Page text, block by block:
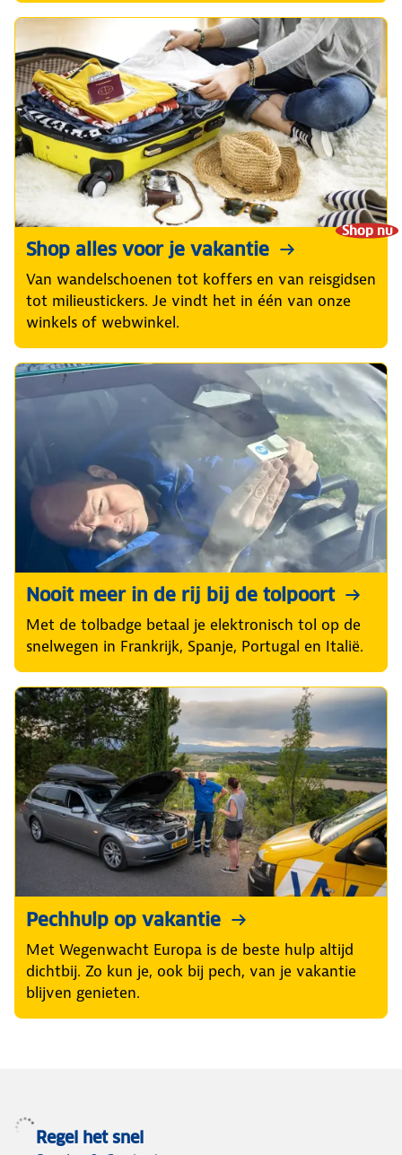
Shop nu
Shop alles voor je vakantie
Van wandelschoenen tot koffers en van reisgidsen
tot milieustickers. Je vindt het in één van onze
winkels of webwinkel.
Nooit meer in de rij bij de tolpoort
Met de tolbadge betaal je elektronisch tol op de
snelwegen in Frankrijk, Spanje, Portugal en Italië.
Pechhulp op vakantie
Met Wegenwacht Europa is de beste hulp altijd
dichtbij. Zo kun je, ook bij pech, van je vakantie
blijven genieten.
Regel het snel